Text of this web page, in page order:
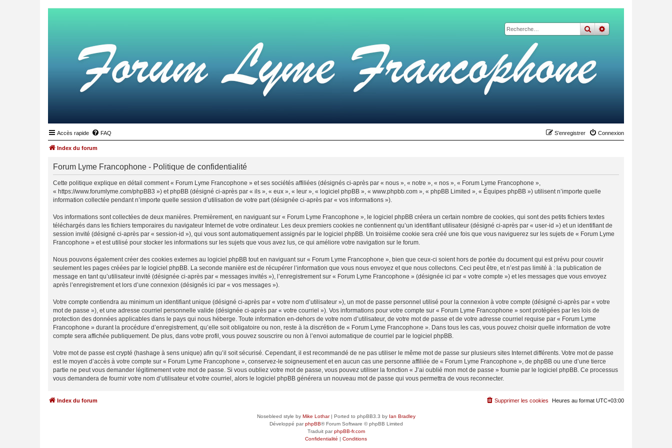
rechercher
recherche
Accès rapide FAQ Connexion
S’enregistrer
Index du forum
Forum Lyme Francophone - Politique de confidentialité
Cette politique explique en détail comment « Forum Lyme Francophone » et ses sociétés affiliées (désignés ci-après par « nous », « notre », « nos », « Forum Lyme Francophone »,
« https://www.forumlyme.com/phpBB3 ») et phpBB (désigné ci-après par « ils », « eux », « leur », « logiciel phpBB », « www.phpbb.com », « phpBB Limited », « Équipes phpBB ») utilisent n’importe quelle
information collectée pendant n’importe quelle session d’utilisation de votre part (désignée ci-après par « vos informations »).
Vos informations sont collectées de deux manières. Premièrement, en naviguant sur « Forum Lyme Francophone », le logiciel phpBB créera un certain nombre de cookies, qui sont des petits fichiers textes
téléchargés dans les fichiers temporaires du navigateur Internet de votre ordinateur. Les deux premiers cookies ne contiennent qu’un identifiant utilisateur (désigné ci-après par « user-id ») et un identifiant de
session invité (désigné ci-après par « session-id »), qui vous sont automatiquement assignés par le logiciel phpBB. Un troisième cookie sera créé une fois que vous naviguerez sur les sujets de « Forum Lyme
Francophone » et est utilisé pour stocker les informations sur les sujets que vous avez lus, ce qui améliore votre navigation sur le forum.
Nous pouvons également créer des cookies externes au logiciel phpBB tout en naviguant sur « Forum Lyme Francophone », bien que ceux-ci soient hors de portée du document qui est prévu pour couvrir
seulement les pages créées par le logiciel phpBB. La seconde manière est de récupérer l’information que vous nous envoyez et que nous collectons. Ceci peut être, et n’est pas limité à : la publication de
message en tant qu’utilisateur invité (désignée ci-après par « messages invités »), l’enregistrement sur « Forum Lyme Francophone » (désignée ici par « votre compte ») et les messages que vous envoyez
après l’enregistrement et lors d’une connexion (désignés ici par « vos messages »).
Votre compte contiendra au minimum un identifiant unique (désigné ci-après par « votre nom d’utilisateur »), un mot de passe personnel utilisé pour la connexion à votre compte (désigné ci-après par « votre
mot de passe »), et une adresse courriel personnelle valide (désignée ci-après par « votre courriel »). Vos informations pour votre compte sur « Forum Lyme Francophone » sont protégées par les lois de
protection des données applicables dans le pays qui nous héberge. Toute information en-dehors de votre nom d’utilisateur, de votre mot de passe et de votre adresse courriel requise par « Forum Lyme
Francophone » durant la procédure d’enregistrement, qu’elle soit obligatoire ou non, reste à la discrétion de « Forum Lyme Francophone ». Dans tous les cas, vous pouvez choisir quelle information de votre
compte sera affichée publiquement. De plus, dans votre profil, vous pouvez souscrire ou non à l’envoi automatique de courriel par le logiciel phpBB.
Votre mot de passe est crypté (hashage à sens unique) afin qu’il soit sécurisé. Cependant, il est recommandé de ne pas utiliser le même mot de passe sur plusieurs sites Internet différents. Votre mot de passe
est le moyen d’accès à votre compte sur « Forum Lyme Francophone », conservez-le soigneusement et en aucun cas une personne affiliée de « Forum Lyme Francophone », de phpBB ou une d’une tierce
partie ne peut vous demander légitimement votre mot de passe. Si vous oubliez votre mot de passe, vous pouvez utiliser la fonction « J’ai oublié mon mot de passe » fournie par le logiciel phpBB. Ce processus
vous demandera de fournir votre nom d’utilisateur et votre courriel, alors le logiciel phpBB générera un nouveau mot de passe qui vous permettra de vous reconnecter.
Index du forum Heures au format UTC+03:00
Supprimer les cookies
Nosebleed style by Mike Lothar| Ported to phpBB3.3 by Ian Bradley
Développé parphpBB® Forum Software © phpBB Limited
Traduit parphpBB-fr.com
Confidentialité | Conditions